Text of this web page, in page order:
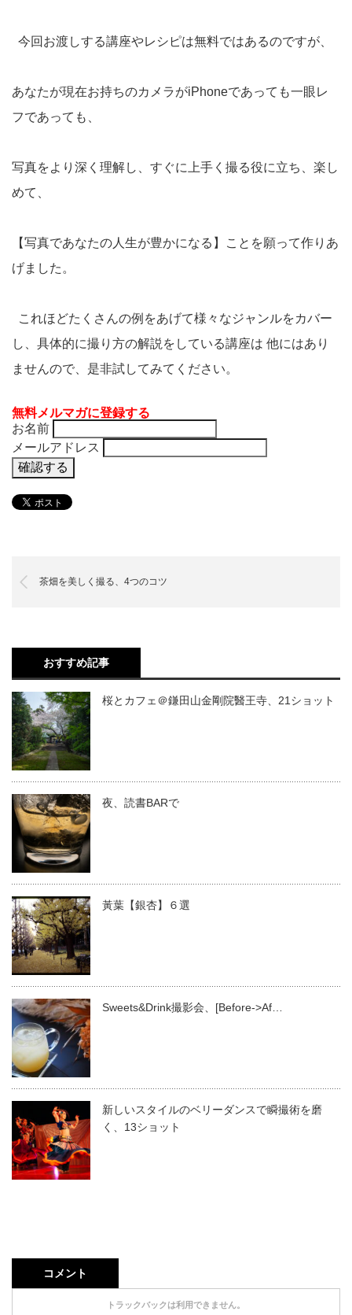
今回お渡しする講座やレシピは無料ではあるのですが、
あなたが現在お持ちのカメラがiPhoneであっても一眼レ
フであっても、
写真をより深く理解し、すぐに上手く撮る役に立ち、楽し
めて、
【写真であなたの人生が豊かになる】ことを願って作りあ
げました。
これほどたくさんの例をあげて様々なジャンルをカバー
し、具体的に撮り方の解説をしている講座は 他にはあり
ませんので、是非試してみてください。
無料メルマガに登録する
お名前
メールアドレス
茶畑を美しく撮る、4つのコツ
おすすめ記事
桜とカフェ＠鎌田山金剛院醫王寺、21ショット
夜、読書BARで
黃葉【銀杏】６選
Sweets&Drink撮影会、[Before->Af…
新しいスタイルのベリーダンスで瞬撮術を磨
く、13ショット
コメント
トラックバックは利用できません。